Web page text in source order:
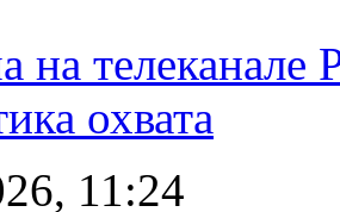
на
охвата
11:24